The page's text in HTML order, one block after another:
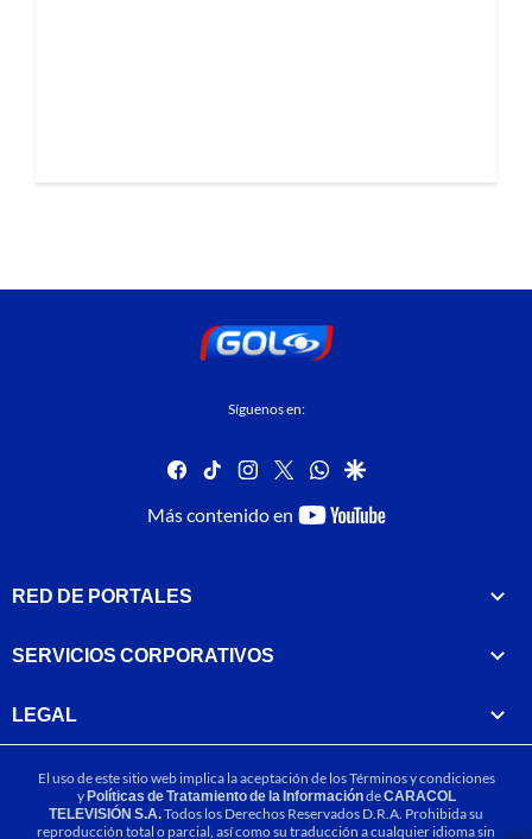
Síguenos en:
facebook
tiktok instagram
twitterwhatsapp
google
Más contenido en
youtube-
RED DE PORTALES
SERVICIOS CORPORATIVOS
LEGAL
El uso de este sitio web implica la aceptación de losTérminos y condiciones
yPolíticas de Tratamiento de la InformacióndeCARACOL
TELEVISIÓN S.A.Todos los Derechos Reservados D.R.A. Prohibida su
reproducción total o parcial, así como su traducción a cualquier idioma sin